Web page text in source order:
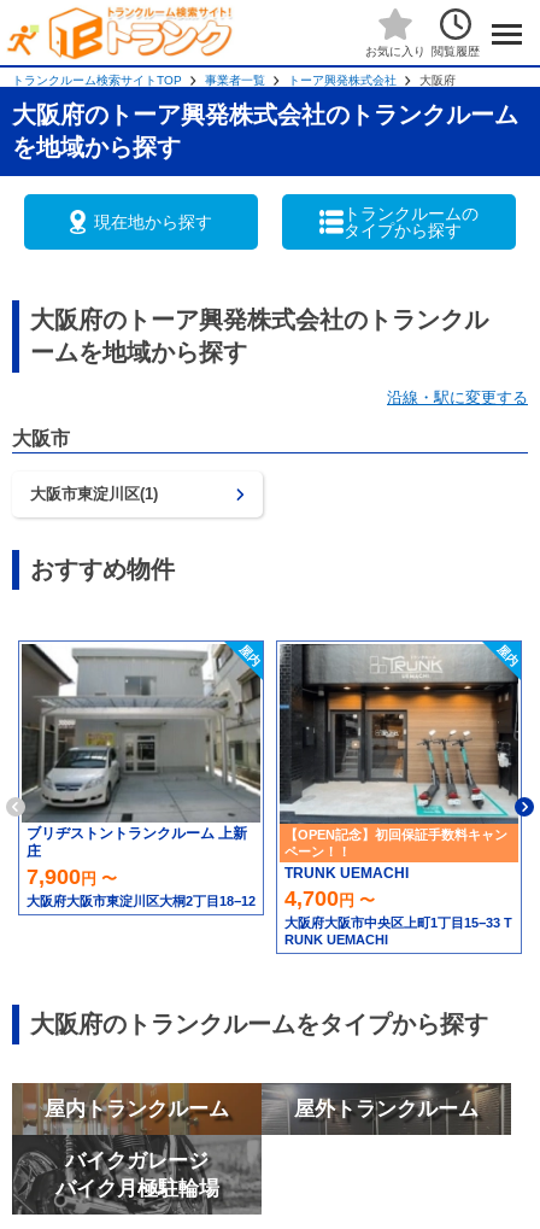
お気に入り 閲覧履歴
トランクルーム検索サイトTOP 事業者一覧 トーア興発株式会社 大阪府
大阪府のトーア興発株式会社のトランクルーム
を地域から探す
現在地から探す
トランクルームの
タイプから探す
大阪府のトーア興発株式会社のトランクル
ームを地域から探す
沿線・駅に変更する
大阪市
大阪市東淀川区(1)
おすすめ物件
ブリヂストントランクルーム 上新
庄
7,900円 〜
大阪府大阪市東淀川区大桐2丁目18−12
【OPEN記念】初回保証手数料キャン
ペーン！！
TRUNK UEMACHI
4,700円 〜
大阪府大阪市中央区上町1丁目15−33 T
RUNK UEMACHI
大阪府のトランクルームをタイプから探す
屋内トランクルーム 屋外トランクルーム
バイクガレージ
バイク月極駐輪場